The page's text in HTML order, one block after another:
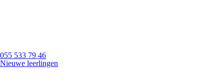
055 533 79 46
Nieuwe leerlingen